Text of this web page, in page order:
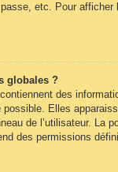
etc. Pour afficher
globales ?
des
Elles
de l’utilisateur. La
des permissions